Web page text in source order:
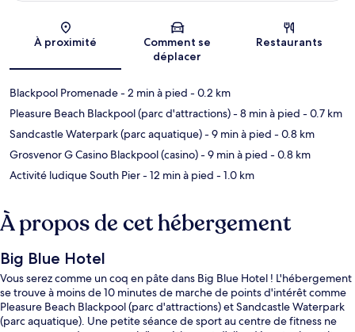
À proximité
Comment se
déplacer
Restaurants
Blackpool Promenade- 2 min à pied - 0.2 km
Pleasure Beach Blackpool (parc d'attractions)- 8 min à pied - 0.7 km
Sandcastle Waterpark (parc aquatique)- 9 min à pied - 0.8 km
Grosvenor G Casino Blackpool (casino)- 9 min à pied - 0.8 km
Activité ludique South Pier- 12 min à pied - 1.0 km
À propos de cet hébergement
Big Blue Hotel
Vous serez comme un coq en pâte dans Big Blue Hotel ! L'hébergement
se trouve à moins de 10 minutes de marche de points d'intérêt comme
Pleasure Beach Blackpool (parc d'attractions) et Sandcastle Waterpark
(parc aquatique). Une petite séance de sport au centre de fitness ne